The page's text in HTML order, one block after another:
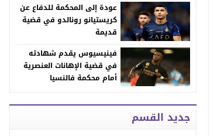
عودة إلى المحكمة للدفاع عن
كريستيانو رونالدو في قضية
قديمة
فينيسيوس يقدم شهادته
في قضية الإهانات العنصرية
أمام محكمة فالنسيا
جديد القسم